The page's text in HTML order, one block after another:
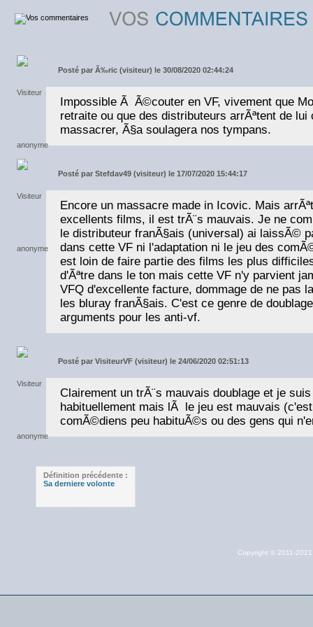
Posté par Ã‰ric (visiteur) le 30/08/2020 02:44:24
Impossible Ã Ã©couter en VF, vivement que
retraite ou que des distributeurs arrÃªtent de
massacrer, Ã§a soulagera nos tympans.
Posté par Stefdav49 (visiteur) le 17/07/2020 15:44:17
Encore un massacre made in Icovic. Mais
excellents films, il est trÃ¨s mauvais. Je ne
le distributeur franÃ§ais (universal) ai laissÃ©
dans cette VF ni l'adaptation ni le jeu des
est loin de faire partie des films les plus
d'Ãªtre dans le ton mais cette VF n'y parvient
VFQ d'excellente facture, dommage de ne pas
les bluray franÃ§ais. C'est ce genre de
arguments pour les anti-vf.
Posté par VisiteurVF (visiteur) le 24/06/2020 02:51:13
Clairement un trÃ¨s mauvais doublage et je
habituellement mais lÃ le jeu est mauvais
comÃ©diens peu habituÃ©s ou des gens qui
Définition précédente :
Sa derniere volonte
Copyright © 2011-